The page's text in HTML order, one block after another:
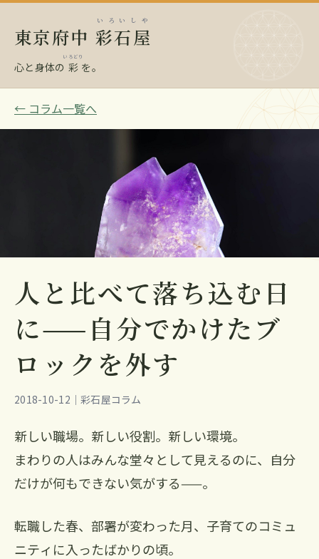
東京府中 彩石屋
いろいしや
心と身体の 彩
いろどり
を。
← コラム一覧へ
人と比べて落ち込む日
に——自分でかけたブ
ロックを外す
2018-10-12｜彩石屋コラム
新しい職場。新しい役割。新しい環境。
まわりの人はみんな堂々として見えるのに、自分
だけが何もできない気がする——。
転職した春、部署が変わった月、子育てのコミュ
ニティに入ったばかりの頃。